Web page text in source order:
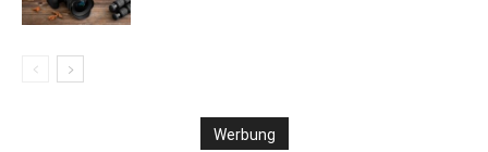
Werbung